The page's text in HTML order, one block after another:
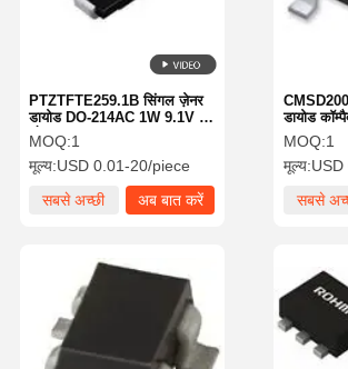
डायोड
उत्कृष्ट
MOQ:1
मूल्य:
सबसे
PTZTFTE259.1B सिंगल ज़ेनर
डायोड DO-214AC 1W 9.1V 6
ओम SMD/SMT
MOQ:1
मूल्य:USD 0.01-20/piece
सबसे अच्छी
अब बात करें